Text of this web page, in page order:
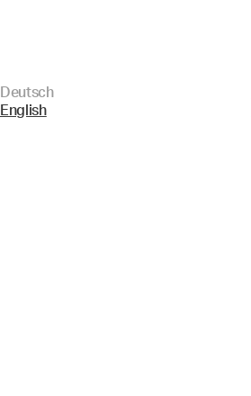
Deutsch
English